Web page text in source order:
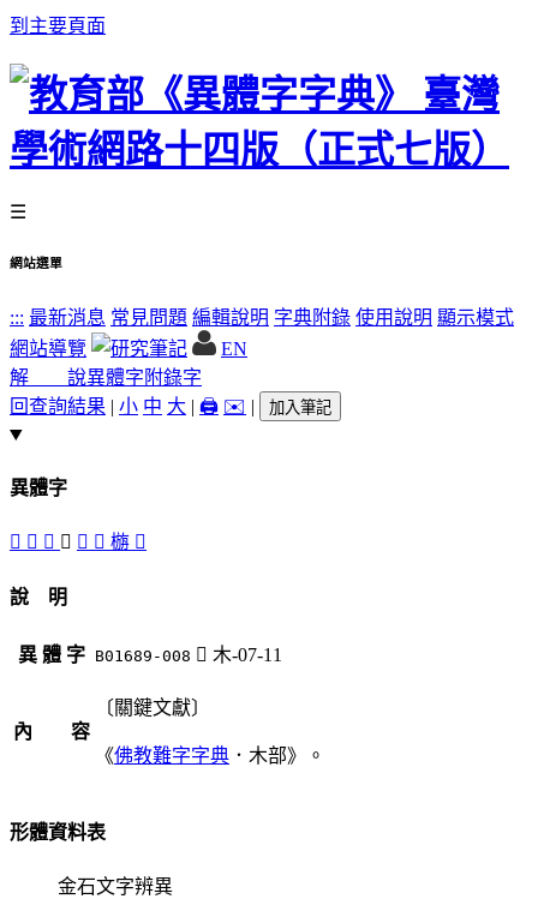
到主要頁面
☰
網站選單
::: 最新消息 常見問題 編輯說明 字典附錄 使用說明 顯示模式
網站導覽
EN
解 說異體字 附錄字
回查詢結果 | 小 中 大 | 🖨️ ✉️ | 加入筆記
異體字
𣑪 󷮕 󷮖 󷮗 󷮔 󷮒 㮵 󷮓
說 明
異 體 字 B01689-008 󷮗 木-07-11
內 容
〔關鍵文獻〕
《佛教難字字典 ．木部》。
形體資料表
金石文字辨異